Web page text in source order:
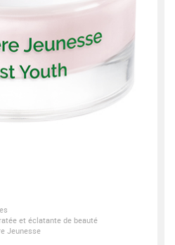
et éclatante de beauté
Jeunesse